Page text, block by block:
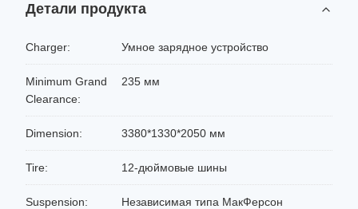
Детали продукта
Charger: Умное зарядное устройство
Minimum Grand
Clearance:
235 мм
Dimension: 3380*1330*2050 мм
Tire: 12-дюймовые шины
Suspension: Независимая типа МакФерсон